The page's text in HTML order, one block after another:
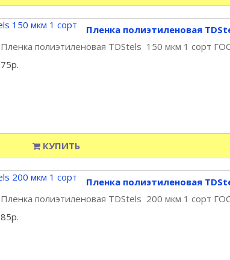
Пленка полиэтиленовая
Пленка полиэтиленовая TDStels 150 мкм 1 сорт
75р.
КУПИТЬ
Пленка полиэтиленовая
Пленка полиэтиленовая TDStels 200 мкм 1 сорт
85р.